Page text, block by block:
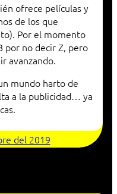
ofrece películas y
de los que
Por el momento
por no decir Z, pero
avanzando.
mundo harto de
a la publicidad… ya
del 2019